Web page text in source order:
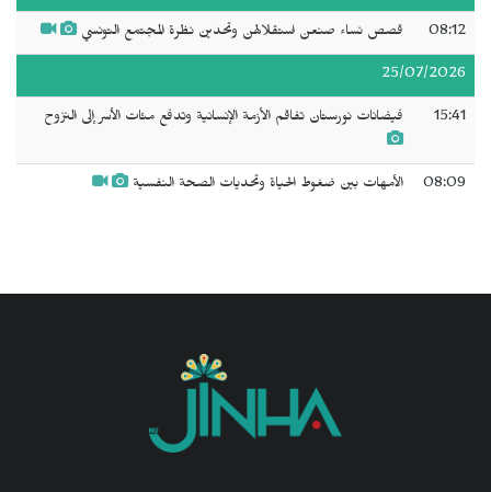
08:12 قصص نساء صنعن استقلالهن وتحدين نظرة المجتمع التونسي
25/07/2026
15:41 فيضانات نورستان تفاقم الأزمة الإنسانية وتدفع مئات الأسر إلى النزوح
08:09 الأمهات بين ضغوط الحياة وتحديات الصحة النفسية